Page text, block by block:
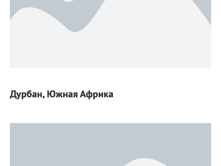
Дурбан, Южная Африка